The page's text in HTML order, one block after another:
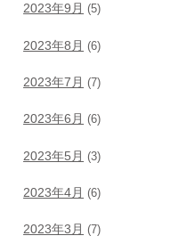
2023年9月 (5)
2023年8月 (6)
2023年7月 (7)
2023年6月 (6)
2023年5月 (3)
2023年4月 (6)
2023年3月 (7)